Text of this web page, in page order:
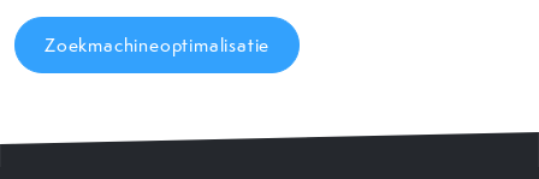
Zoekmachineoptimalisatie